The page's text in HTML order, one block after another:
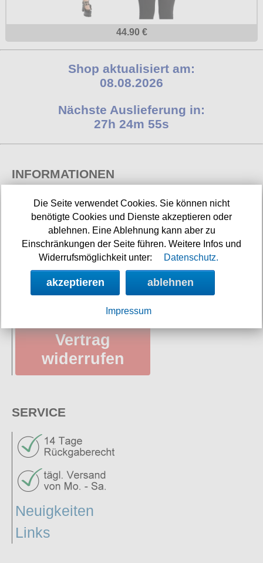
44.90 €
Shop aktualisiert am:
08.08.2026
Nächste Auslieferung in:
27h 24m 54s
INFORMATIONEN
Widerrufsbelehrung
Impressum/Kontakt
Versandkosten
Datenschutz
AGB
Vertrag
widerrufen
SERVICE
Neuigkeiten
Links
Die Seite verwendet Cookies. Sie können nicht
benötigte Cookies und Dienste akzeptieren oder
ablehnen. Eine Ablehnung kann aber zu
Einschränkungen der Seite führen. Weitere Infos und
Widerrufsmöglichkeit unter:
Datenschutz.
akzeptieren ablehnen
Impressum